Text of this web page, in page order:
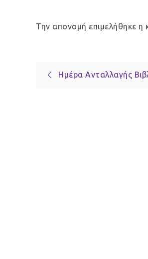
Την απονομή επιμελήθηκε η
Πλοήγηση
Ημέρα Ανταλλαγής